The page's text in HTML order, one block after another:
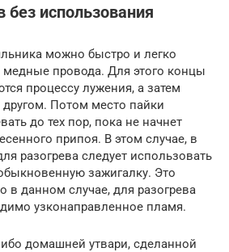
без использования
можно быстро и легко
медные провода. Для этого концы
процессу лужения, а затем
другом. Потом место пайки
до тех пор, пока не начнет
припоя. В этом случае, в
разогрева следует использовать
зажигалку. Это
в данном случае, для разогрева
узконаправленное пламя.
домашней утвари, сделанной